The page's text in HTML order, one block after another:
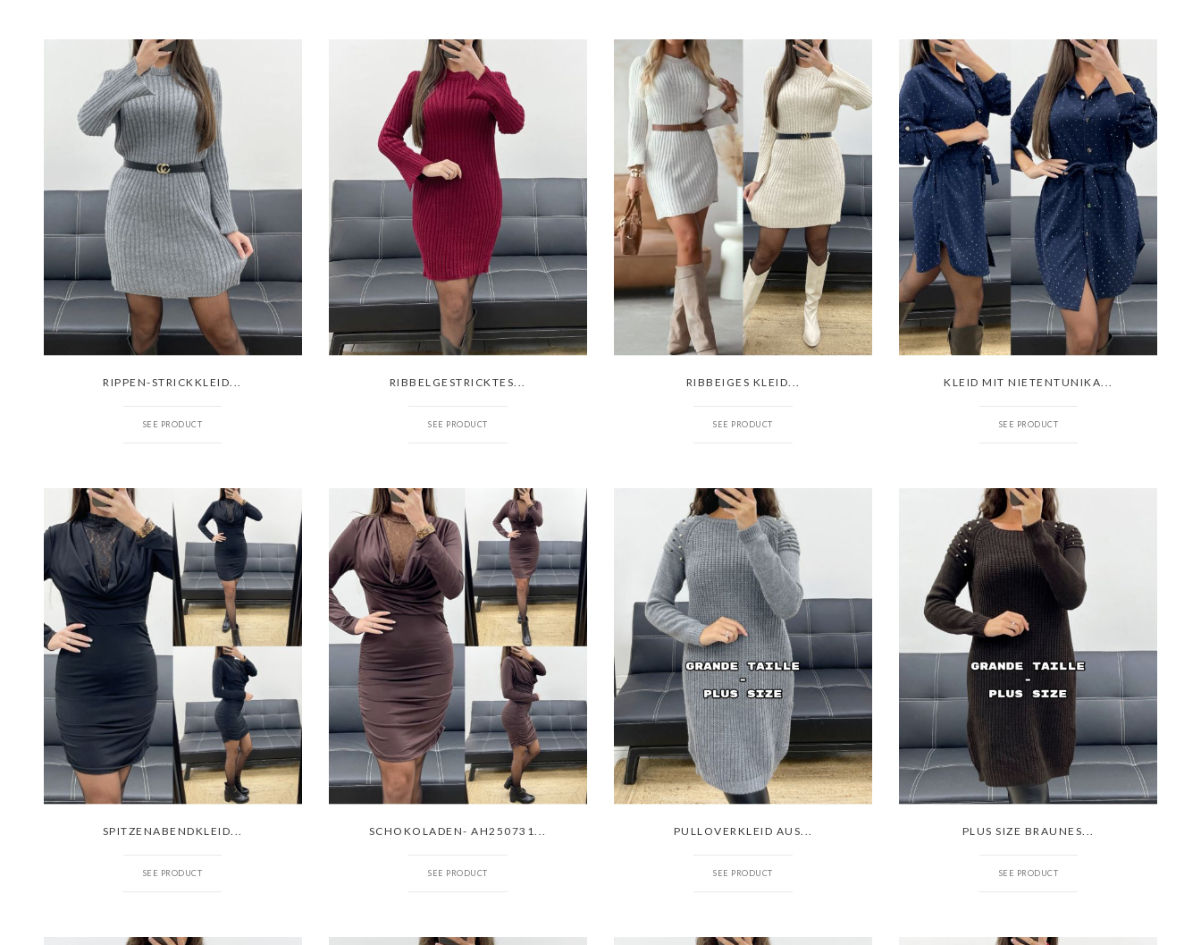
RIPPEN-STRICKKLEID...
SEE PRODUCT
RIBBELGESTRICKTES...
SEE PRODUCT
RIBBEIGES KLEID...
SEE PRODUCT
KLEID MIT NIETENTUNIKA...
SEE PRODUCT
SPITZENABENDKLEID...
SEE PRODUCT
SCHOKOLADEN- AH250731...
SEE PRODUCT
PULLOVERKLEID AUS...
SEE PRODUCT
PLUS SIZE BRAUNES...
SEE PRODUCT